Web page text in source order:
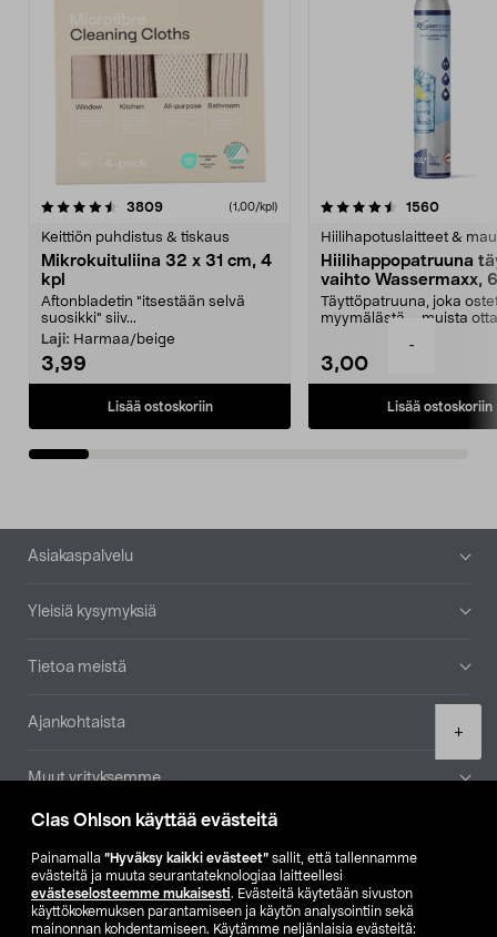
Clas Ohlson käyttää evästeitä
Painamalla ”Hyväksy kaikki evästeet” sallit, että tallennamme
evästeitä ja muuta seurantateknologiaa laitteellesi
evästeselosteemme mukaisesti. Evästeitä käytetään sivuston
käyttökokemuksen parantamiseen ja käytön analysointiin sekä
mainonnan kohdentamiseen. Käytämme neljänlaisia evästeitä:
-
+
3809arvostelut (1,00/kpl)
Keittiön puhdistus & tiskaus
Mikrokuituliina 32 x 31 cm, 4
kpl
Aftonbladetin "itsestään selvä
suosikki" siiv...
Laji: Harmaa/beige
3,99
Lisää ostoskoriin
4.5viidestä
1560
Hiilihapotuslaitteet &
Hiilihappopatruuna
vaihto Wassermaxx,
Täyttöpatruuna, joka
myymälästä – muista
3,00
Lisää ostoskoriin
4.5viidestä
Alatunniste
Asiakaspalvelu
Yleisiä kysymyksiä
Tietoa meistä
Ajankohtaista
Muut yrityksemme
Etsi myymälä
SE NO FI
FI SV